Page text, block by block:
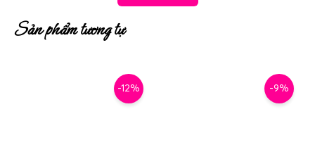
Sản phẩm tương tự
-12% -9%